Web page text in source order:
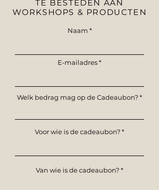
TE BESTEDEN AAN
WORKSHOPS & PRODUCTEN
Naam
E-mailadres
Welk bedrag mag op de Cadeaubon?
Voor wie is de cadeaubon?
Van wie is de cadeaubon?